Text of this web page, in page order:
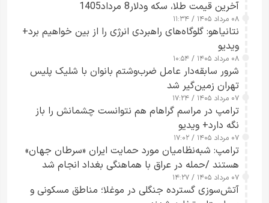
آخرین قیمت طلا، سکه ودلار8 مرداد1405
۰۸ مرداد ۱۴۰۵ / ۱۱:۳۴
نتانیاهو: گلوگاه‌های راهبردی انرژی را از بین خواهیم برد+
ویدیو
۰۸ مرداد ۱۴۰۵ / ۱۰:۵۴
شرور سابقه‌دار عامل ضرب‌وشتم بانوان با شلیک پلیس
تهران زمین‌گیر شد
۰۷ مرداد ۱۴۰۵ / ۱۷:۲۴
ترامپ در مراسم گراهام هم نتوانست چشمانش را باز
نگه دارد+ ویدیو
۰۷ مرداد ۱۴۰۵ / ۱۷:۰۲
ترامپ: شبه‌نظامیان مورد حمایت ایران «سرطان جهان»
هستند /حمله در عراق با هماهنگی بغداد انجام شد
۰۷ مرداد ۱۴۰۵ / ۱۴:۲۷
آتش‌سوزی گسترده جنگلی در موغلا؛ مناطق مسکونی و